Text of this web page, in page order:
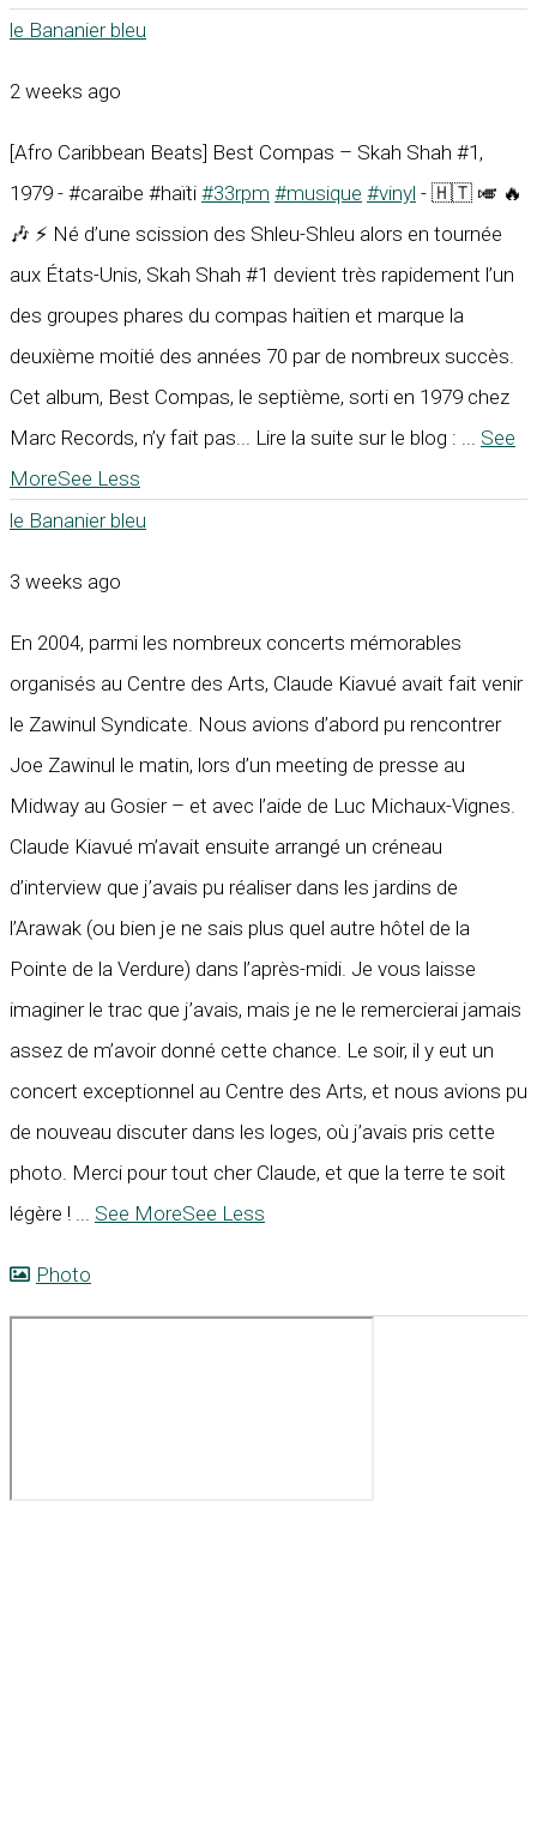
le Bananier bleu
2 weeks ago
[Afro Caribbean Beats] Best Compas – Skah Shah #1,
1979 - #caraïbe #haïti #33rpm #musique #vinyl - 🇭🇹 🎺 🔥
🎶 ⚡ Né d’une scission des Shleu-Shleu alors en tournée
aux États-Unis, Skah Shah #1 devient très rapidement l’un
des groupes phares du compas haïtien et marque la
deuxième moitié des années 70 par de nombreux succès.
Cet album, Best Compas, le septième, sorti en 1979 chez
Marc Records, n’y fait pas... Lire la suite sur le blog : ... See
MoreSee Less
le Bananier bleu
3 weeks ago
En 2004, parmi les nombreux concerts mémorables
organisés au Centre des Arts, Claude Kiavué avait fait venir
le Zawinul Syndicate. Nous avions d’abord pu rencontrer
Joe Zawinul le matin, lors d’un meeting de presse au
Midway au Gosier – et avec l’aide de Luc Michaux-Vignes.
Claude Kiavué m’avait ensuite arrangé un créneau
d’interview que j’avais pu réaliser dans les jardins de
l’Arawak (ou bien je ne sais plus quel autre hôtel de la
Pointe de la Verdure) dans l’après-midi. Je vous laisse
imaginer le trac que j’avais, mais je ne le remercierai jamais
assez de m’avoir donné cette chance. Le soir, il y eut un
concert exceptionnel au Centre des Arts, et nous avions pu
de nouveau discuter dans les loges, où j’avais pris cette
photo. Merci pour tout cher Claude, et que la terre te soit
légère ! ... See MoreSee Less
Photo